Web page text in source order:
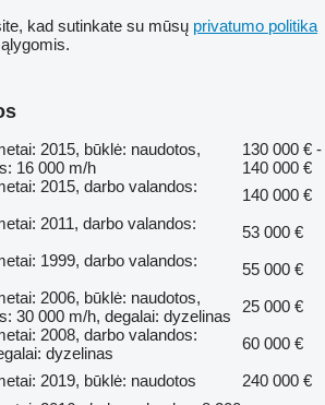
kad sutinkate su mūsų privatumo politika
2015, būklė: naudotos,
16 000 m/h
130 000 € -
140 000 €
2015, darbo valandos:
140 000 €
2011, darbo valandos:
53 000 €
1999, darbo valandos:
55 000 €
2006, būklė: naudotos,
30 000 m/h, degalai: dyzelinas
25 000 €
2008, darbo valandos:
dyzelinas
60 000 €
2019, būklė: naudotos
240 000 €